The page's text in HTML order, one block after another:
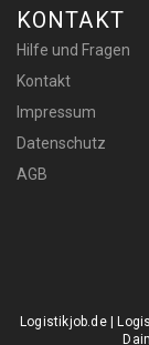
KONTAKT
Hilfe und Fragen
Kontakt
Impressum
Datenschutz
AGB
Logistikjob.de |